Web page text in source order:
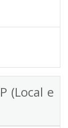
(Local e